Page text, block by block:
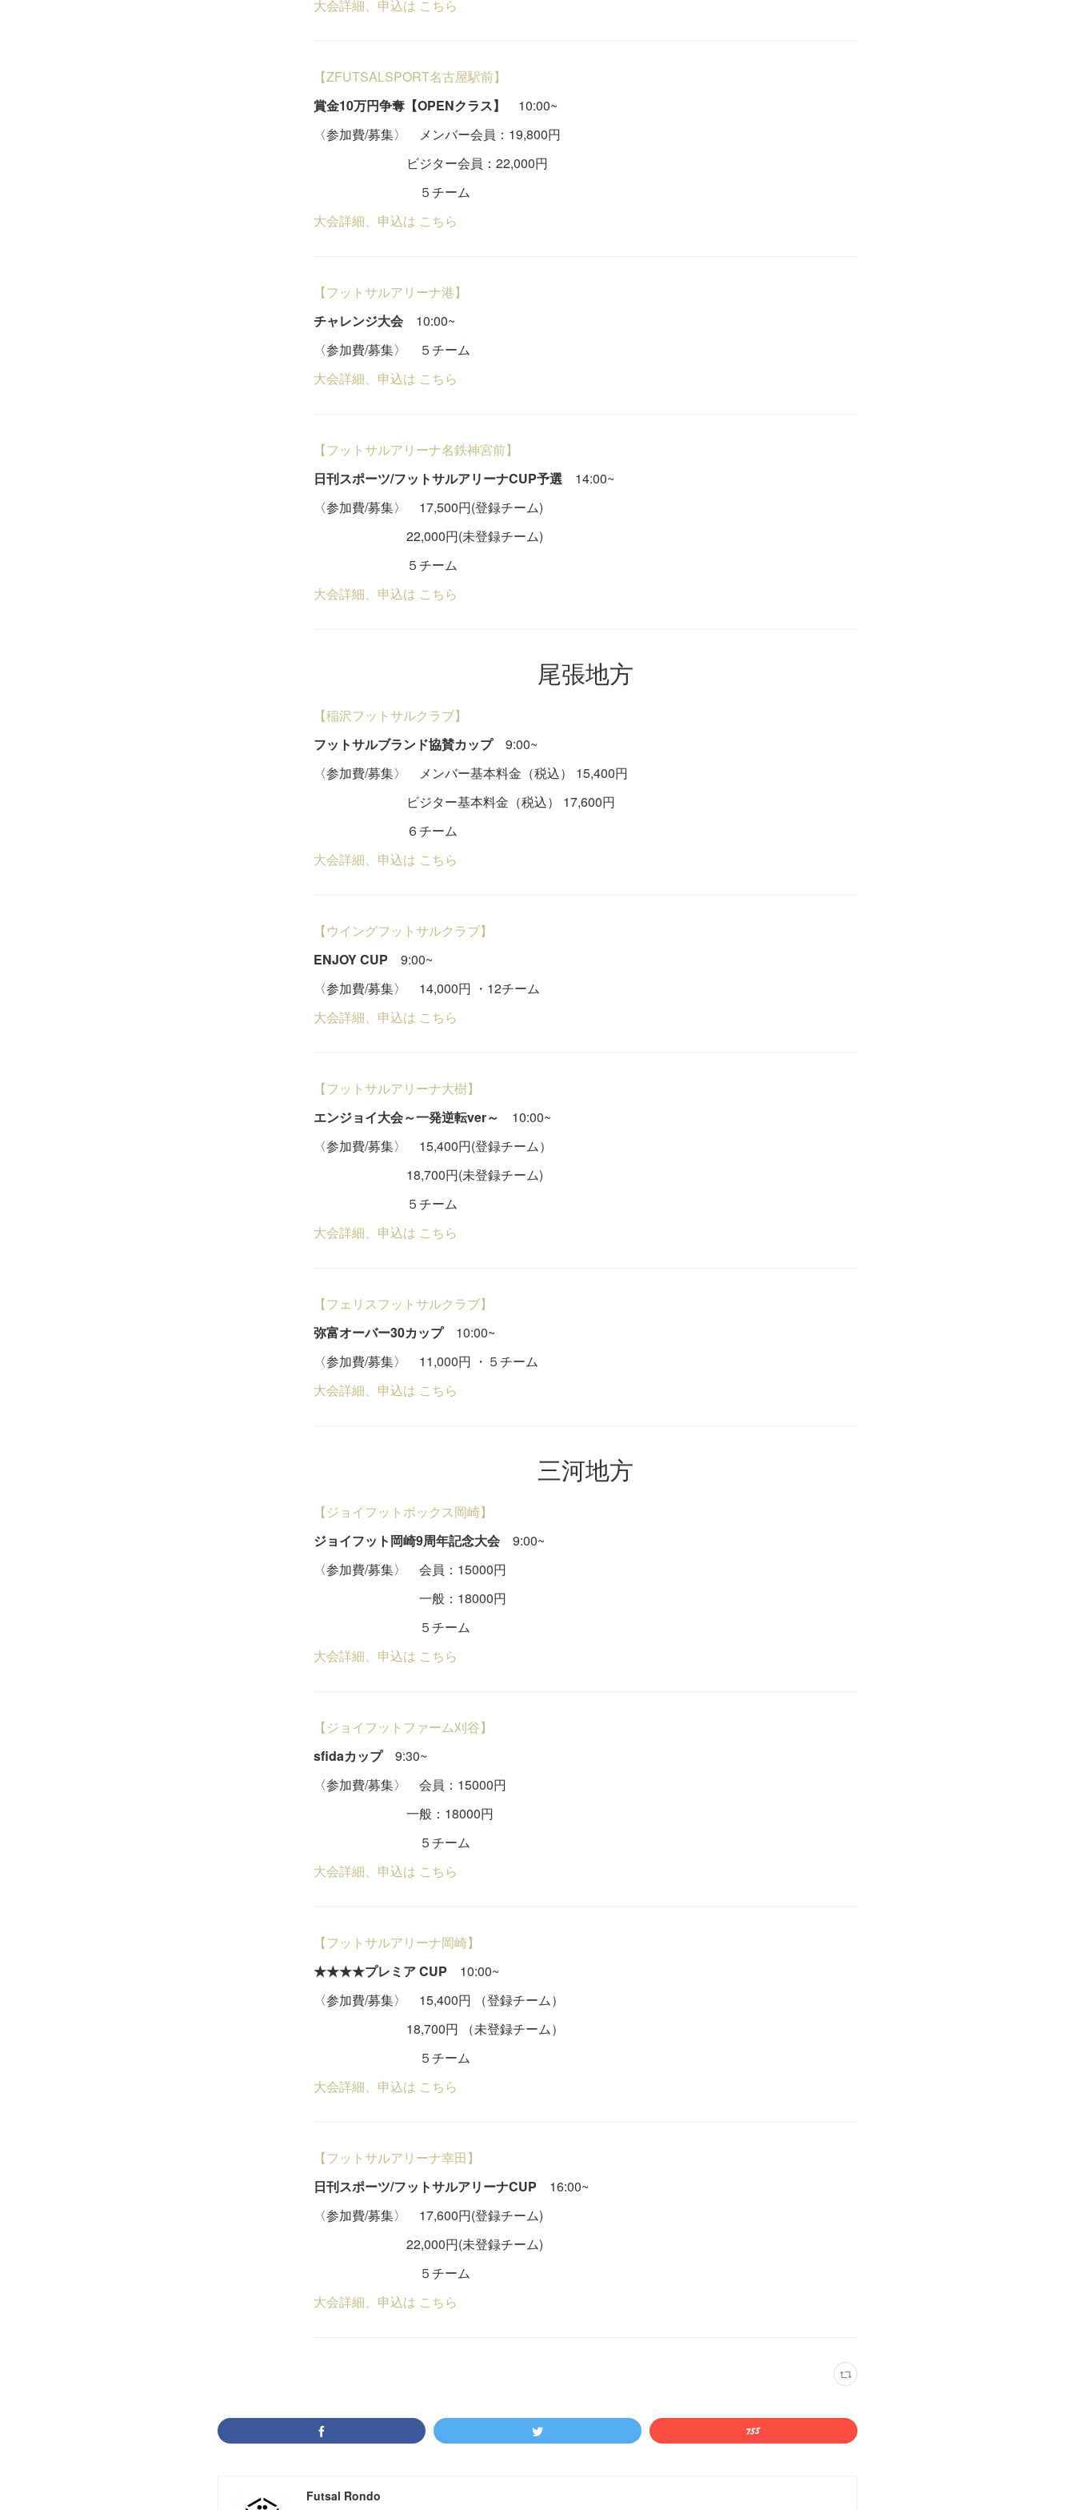
大会詳細、申込は こちら
【ZFUTSALSPORT名古屋駅前】
賞金10万円争奪【OPENクラス】
10:00~
〈参加費/募集〉 メンバー会員：19,800円
ビジター会員：22,000円
５チーム
大会詳細、申込は こちら
【フットサルアリーナ港】
チャレンジ大会 10:00~
〈参加費/募集〉 ５チーム
大会詳細、申込は こちら
【フットサルアリーナ名鉄神宮前】
日刊スポーツ/フットサルアリーナCUP予選 14:00~
〈参加費/募集〉 17,500円(登録チーム)
22,000円(未登録チーム)
５チーム
大会詳細、申込は こちら
尾張地方
【稲沢フットサルクラブ】
フットサルブランド協賛カップ9:00~
〈参加費/募集〉 メンバー基本料金（税込） 15,400円
ビジター基本料金（税込） 17,600円
６チーム
大会詳細、申込は こちら
【ウイングフットサルクラブ】
ENJOY CUP 9:00~
〈参加費/募集〉 14,000円 ・12チーム
大会詳細、申込は こちら
【フットサルアリーナ大樹】
エンジョイ大会～一発逆転ver～ 10:00~
〈参加費/募集〉 15,400円(登録チーム）
18,700円(未登録チーム)
５チーム
大会詳細、申込は こちら
【フェリスフットサルクラブ】
弥富オーバー30カップ10:00~
〈参加費/募集〉 11,000円 ・５チーム
大会詳細、申込は こちら
三河地方
【ジョイフットボックス岡崎】
ジョイフット岡崎9周年記念大会 9:00~
〈参加費/募集〉 会員：15000円
一般：18000円
５チーム
大会詳細、申込は こちら
【ジョイフットファーム刈谷】
sfidaカップ9:30~
〈参加費/募集〉 会員：15000円
一般：18000円
５チーム
大会詳細、申込は こちら
【フットサルアリーナ岡崎】
★★★★プレミア CUP 10:00~
〈参加費/募集〉 15,400円 （登録チーム）
18,700円 （未登録チーム）
５チーム
大会詳細、申込は こちら
【フットサルアリーナ幸田】
日刊スポーツ/フットサルアリーナCUP 16:00~
〈参加費/募集〉 17,600円(登録チーム)
22,000円(未登録チーム)
５チーム
大会詳細、申込は こちら
Futsal Rondo